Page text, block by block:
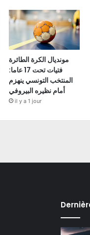
مونديال الكرة الطائرة
فتيات تحت 17 عاما:
المنتخب التونسي ينهزم
أمام نظيره البيروفي
il y a 1 jour